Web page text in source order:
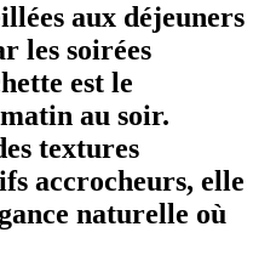
aux déjeuners
les soirées
est le
au soir.
textures
accrocheurs, elle
naturelle où